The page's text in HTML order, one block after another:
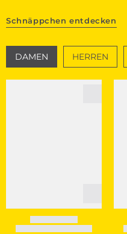
Schnäppchen entdecken
DAMEN HERREN